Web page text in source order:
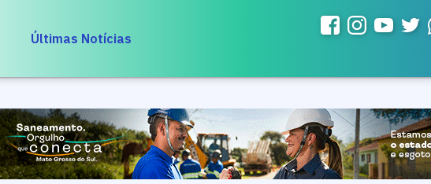
Últimas Notícias